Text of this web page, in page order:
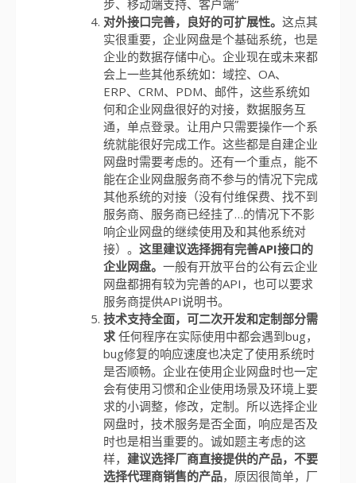
步、移动端支持、客户端”
对外接口完善，良好的可扩展性。 这点其
实很重要，企业网盘是个基础系统，也是
企业的数据存储中心。企业现在或未来都
会上一些其他系统如：域控、OA、
ERP、CRM、PDM、邮件，这些系统如
何和企业网盘很好的对接，数据服务互
通，单点登录。让用户只需要操作一个系
统就能很好完成工作。这些都是自建企业
网盘时需要考虑的。还有一个重点，能不
能在企业网盘服务商不参与的情况下完成
其他系统的对接（没有付维保费、找不到
服务商、服务商已经挂了…的情况下不影
响企业网盘的继续使用及和其他系统对
接）。 这里建议选择拥有完善API接口的
企业网盘。 一般有开放平台的公有云企业
网盘都拥有较为完善的API，也可以要求
服务商提供API说明书。
技术支持全面，可二次开发和定制部分需
求 任何程序在实际使用中都会遇到bug，
bug修复的响应速度也决定了使用系统时
是否顺畅。企业在使用企业网盘时也一定
会有使用习惯和企业使用场景及环境上要
求的小调整，修改，定制。所以选择企业
网盘时，技术服务是否全面，响应是否及
时也是相当重要的。诚如题主考虑的这
样， 建议选择厂商直接提供的产品，不要
选择代理商销售的产品，原因很简单，厂